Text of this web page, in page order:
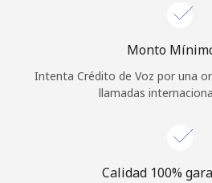
Monto
Intenta Crédito de Voz por una
llamadas
Calidad 100%